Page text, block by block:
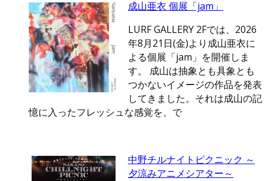
成山亜衣 個展「jam」
LURF GALLERY 2Fでは、2026
年8月21日(金)より成山亜衣に
よる個展「jam」を開催しま
す。 成山は抽象とも具象とも
つかないイメージの作品を発表
してきました。それは成山の記
憶に入ったフレッシュな感覚を、で
中野チルナイトピクニック ～
夕涼みアニメシアター～